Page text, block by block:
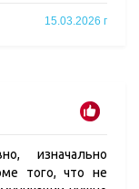
15.03.2026 г
изначально
того, что не